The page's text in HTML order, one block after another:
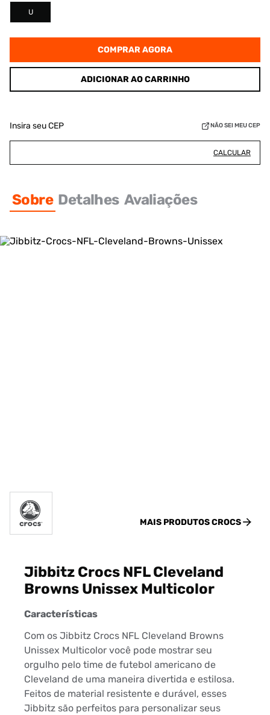
U
COMPRAR AGORA
ADICIONAR AO CARRINHO
Insira seu CEP NÃO SEI MEU CEP
CALCULAR
Sobre Detalhes Avaliações
MAIS PRODUTOSCROCS
Jibbitz Crocs NFL Cleveland
Browns Unissex Multicolor
Características
Com os Jibbitz Crocs NFL Cleveland Browns
Unissex Multicolor você pode mostrar seu
orgulho pelo time de futebol americano de
Cleveland de uma maneira divertida e estilosa.
Feitos de material resistente e durável, esses
Jibbitz são perfeitos para personalizar seus